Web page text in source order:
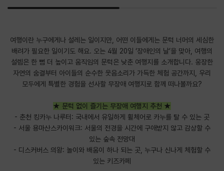
여행이란 누구에게나 설레는 일이지만, 어떤 이들에게는 문턱 너머의 세심한
배려가 필요한 일이기도 해요. 오는 4월 20일 ‘장애인의 날’을 맞아, 여행의
설렘은 한 뼘 더 높이고 움직임의 문턱은 낮춘 여행지를 소개합니다. 웅장한
자연의 숨결부터 아이들의 순수한 웃음소리가 가득한 체험 공간까지, 우리
모두에게 특별한 경험을 선사할 무장애 여행지로 함께 떠나볼까요?
★ 문턱 없이 즐기는 무장애 여행지 추천 ★
- 춘천 킹카누 나루터: 국내에서 유일하게 휠체어로 카누를 탈 수 있는 곳
- 서울 용마산스카이워크: 서울의 전경을 시간에 구애받지 않고 감상할 수
있는 숲속 전망대
- 디스커버스 의왕: 놀이와 배움이 하나 되는 곳, 누구나 신나게 체험할 수
있는 키즈카페